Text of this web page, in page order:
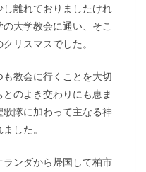
離れておりましたけれ
大学教会に通い、そこ
リスマスでした。
教会に行くことを大切
のよき交わりにも恵ま
隊に加わって主なる神
した。
ンダから帰国して柏市